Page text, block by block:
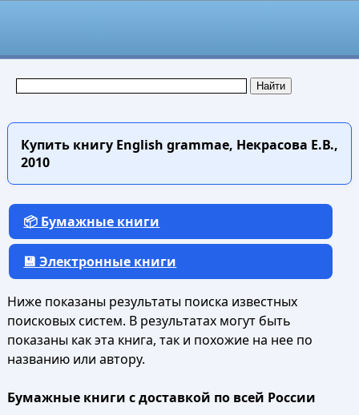
Купить книгуEnglish grammae, Некрасова Е.В.,
2010
📦 Бумажные книги
💾 Электронные книги
Ниже показаны результаты поиска известных
поисковых систем. В результатах могут быть
показаны как эта книга, так и похожие на нее по
названию или автору.
Бумажные книги с доставкой по всей России